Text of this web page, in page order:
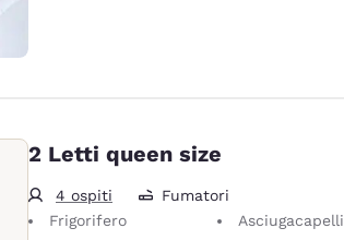
2 Letti queen size
4 ospiti
Fumatori
Frigorifero
Asciugacapelli